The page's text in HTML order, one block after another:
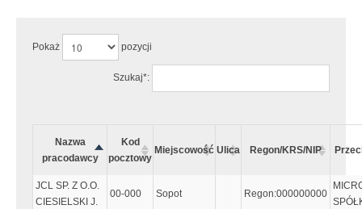
Pokaż pozycji
Szukaj*:
Nazwa
pracodawcy
Kod
pocztowy
Miejscowość Ulica Regon/KRS/NIP
JCL SP. Z O.O.
CIESIELSKI J.
00-000 Sopot Regon:000000000